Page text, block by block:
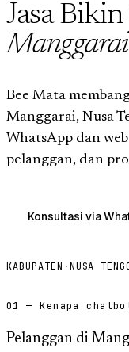
Jasa
Manggarai
Bee Mata
Manggarai, Nusa
WhatsApp dan
pelanggan, dan
Konsultasi via
KABUPATEN ·NUSA
01 — Kenapa
Pelanggan di